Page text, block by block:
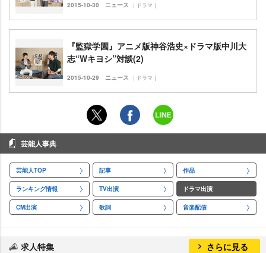
2015-10-30 ニュース ｜ドラマ｜
『監獄学園』アニメ版神谷浩史×ドラマ版中川大
志“Wキヨシ”対談(2)
2015-10-29 ニュース ｜ドラマ｜
芸能人事典
芸能人TOP 記事 作品
ランキング情報 TV出演 ドラマ出演
CM出演 歌詞 音楽配信
求人特集 さらに見る